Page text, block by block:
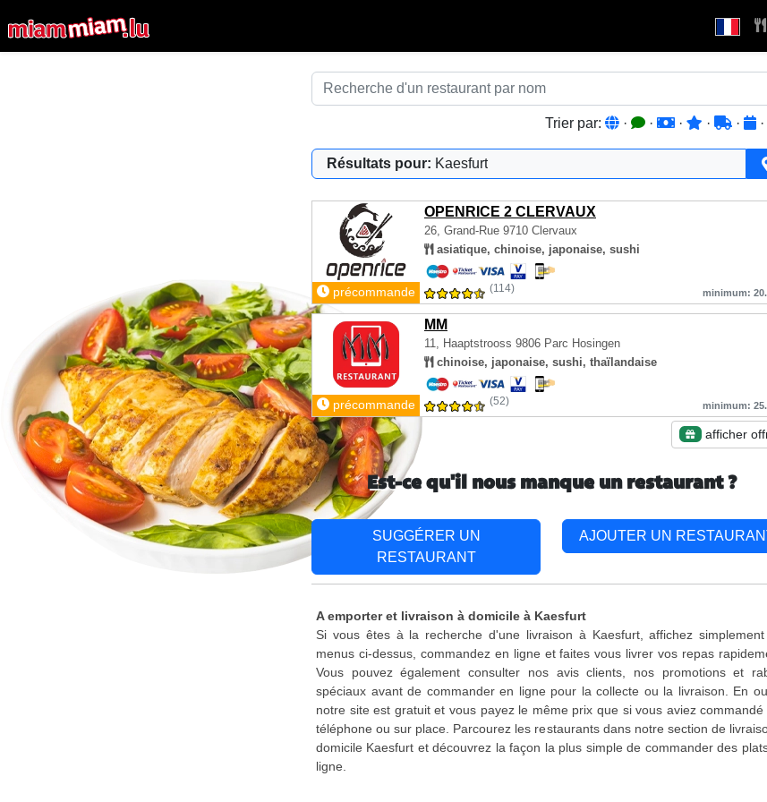
Trier par: · · · · · ·
Résultats pour: Kaesfurt
OPENRICE 2 CLERVAUX
26, Grand-Rue 9710 Clervaux
asiatique, chinoise, japonaise, sushi
précommande (114) minimum:
MM
11, Haaptstrooss 9806 Parc Hosingen
chinoise, japonaise, sushi, thaïlandaise
précommande (52) minimum:
afficher
Est-ce qu'il nous manque un restaurant ?
SUGGÉRER UN
RESTAURANT
AJOUTER UN
A emporter et livraison à domicile à Kaesfurt
Si vous êtes à la recherche d'une livraison à Kaesfurt, affichez
menus ci-dessus, commandez en ligne et faites vous livrer vos repas
Vous pouvez également consulter nos avis clients, nos promotions et
spéciaux avant de commander en ligne pour la collecte ou la livraison. En
notre site est gratuit et vous payez le même prix que si vous aviez commandé
téléphone ou sur place. Parcourez les restaurants dans notre section de
domicile Kaesfurt et découvrez la façon la plus simple de commander des
ligne.